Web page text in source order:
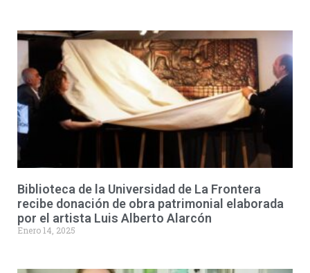
Biblioteca de la Universidad de La Frontera
recibe donación de obra patrimonial elaborada
por el artista Luis Alberto Alarcón
Enero 14, 2025